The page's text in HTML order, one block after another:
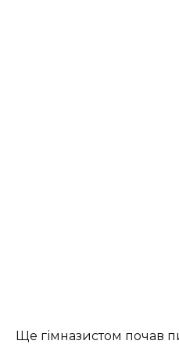
Ще гімназистом почав